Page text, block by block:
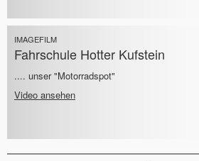
IMAGEFILM
Fahrschule Hotter Kufstein
.... unser "Motorradspot"
Video ansehen